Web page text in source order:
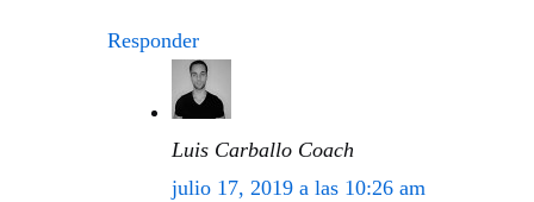
Responder
Luis Carballo Coach
julio 17, 2019 a las 10:26 am